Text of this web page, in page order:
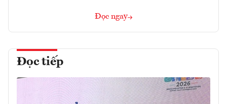
Đọc ngay
Đọc tiếp